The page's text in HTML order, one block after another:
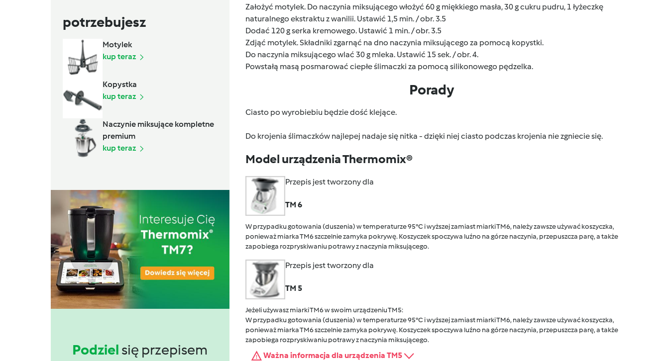
potrzebujesz
Motylek
kup teraz
Kopystka
kup teraz
Naczynie miksujące kompletne
premium
kup teraz
Podziel się przepisem
Założyć motylek. Do naczynia miksującego włożyć 60 g miękkiego masła, 30 g cukru pudru, 1 łyżeczkę
naturalnego ekstraktu z wanilii. Ustawić 1,5 min. / obr. 3.5
Dodać 120 g serka kremowego. Ustawić 1 min. / obr. 3.5
Zdjąć motylek. Składniki zgarnąć na dno naczynia miksującego za pomocą kopystki.
Do naczynia miksującego wlać 30 g mleka. Ustawić 15 sek. / obr. 4.
Powstałą masą posmarować ciepłe ślimaczki za pomocą silikonowego pędzelka.
Porady
Ciasto po wyrobiebiu będzie dość klejące.
Do krojenia ślimaczków najlepej nadaje się nitka - dzięki niej ciasto podczas krojenia nie zgniecie się.
Model urządzenia Thermomix®
Przepis jest tworzony dla
TM 6
W przypadku gotowania (duszenia) w temperaturze 95°C i wyższej zamiast miarki TM6, należy zawsze używać koszyczka,
ponieważ miarka TM6 szczelnie zamyka pokrywę. Koszyczek spoczywa luźno na górze naczynia, przepuszcza parę, a także
zapobiega rozpryskiwaniu potrawy z naczynia miksującego.
Przepis jest tworzony dla
TM 5
Jeżeli używasz miarki TM6 w swoim urządzeniu TM5:
W przypadku gotowania (duszenia) w temperaturze 95°C i wyższej zamiast miarki TM6, należy zawsze używać koszyczka,
ponieważ miarka TM6 szczelnie zamyka pokrywę. Koszyczek spoczywa luźno na górze naczynia, przepuszcza parę, a także
zapobiega rozpryskiwaniu potrawy z naczynia miksującego.
Ważna informacja dla urządzenia TM5